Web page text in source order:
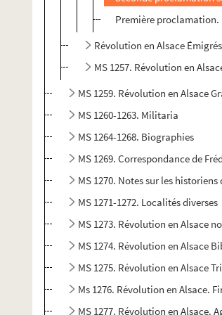
Première proclamation.
Révolution en Alsace
MS 1257. Révolution en
MS 1259. Révolution en Alsace
MS 1260-1263. Militaria
MS 1264-1268. Biographies
MS 1269. Correspondance de
MS 1270. Notes sur les
MS 1271-1272. Localités diverses
MS 1273. Révolution en Alsace
MS 1274. Révolution en Alsace
MS 1275. Révolution en Alsace
Ms 1276. Révolution en Alsace.
MS 1277. Révolution en Alsace.